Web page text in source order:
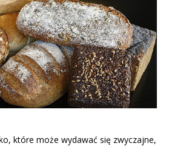
które może wydawać się zwyczajne,